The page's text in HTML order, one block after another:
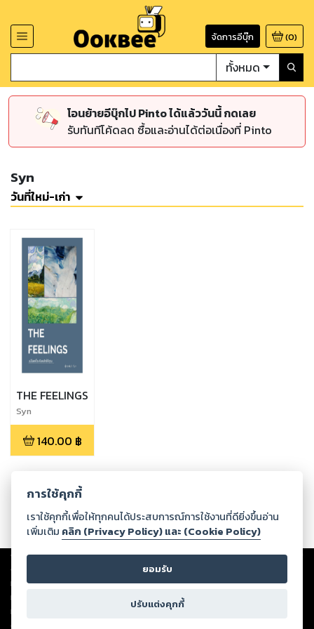
จัดการอีบุ๊ก (0)
ทั้งหมด
โอนย้ายอีบุ๊กไป Pinto ได้แล้ววันนี้ กดเลย
รับทันทีโค้ดลด ซื้อและอ่านได้ต่อเนื่องที่ Pinto
Syn
วันที่ใหม่-เก่า
THE FEELINGS
Syn
140.00 ฿
Copyright ©2026Storylog Co., Ltd. - สตอรี่ล็อกขอสงวนสิทธิ์ไม่รับผิดชอบ
ต่อผลงานหรือเนื้อหาใดที่อัปโหลดผ่านเว็บไซต์และปรากฏว่าละเมิดสิทธิใน
ทรัพย์สินทางปัญญาของบุคคลอื่นหรือขัดต่อกฎหมายและศีลธรรม ดังนั้น ผู้อ่าน
ทุกท่านโปรดใช้วิจารณญาณในการกลั่นกรองด้วยตนเอง และหากท่านพบว่าส่วน
หนึ่งส่วนใดขัดต่อกฎหมายและศีลธรรม กรุณาแจ้งมายังบริษัท เพื่อทีมงานจะได้
ดำเนินการในทันที ทั้งนี้ ทางสตอรี่ล็อกขอสงวนลิขสิทธิ์ตามพระราชบัญญัติ
การใช้คุกกี้
เราใช้คุกกี้เพื่อให้ทุกคนได้ประสบการณ์การใช้งานที่ดียิ่งขึ้นอ่าน
เพิ่มเติม คลิก (Privacy Policy) และ (Cookie Policy)
ยอมรับ
ปรับแต่งคุกกี้